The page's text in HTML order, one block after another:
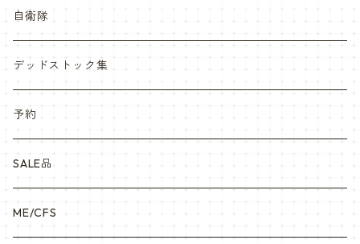
自衛隊
デッドストック集
予約
SALE品
ME/CFS